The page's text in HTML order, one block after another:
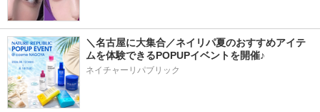
＼名古屋に大集合／ネイリパ夏のおすすめアイテ
ムを体験できるPOPUPイベントを開催♪
ネイチャーリパブリック